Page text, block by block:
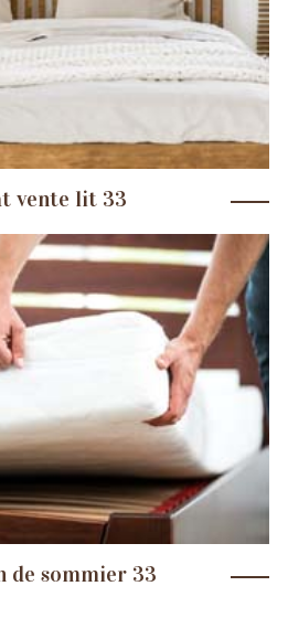
vente lit 33
de sommier 33